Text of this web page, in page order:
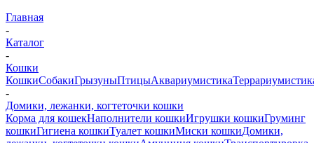
Главная
-
Каталог
-
Кошки
КошкиСобакиГрызуныПтицыАквариумистика
-
Домики, лежанки, когтеточки кошки
Корма для кошекНаполнители кошкиИгрушки кошкиГруминг
кошкиГигиена кошкиТуалет кошкиМиски кошкиДомики,